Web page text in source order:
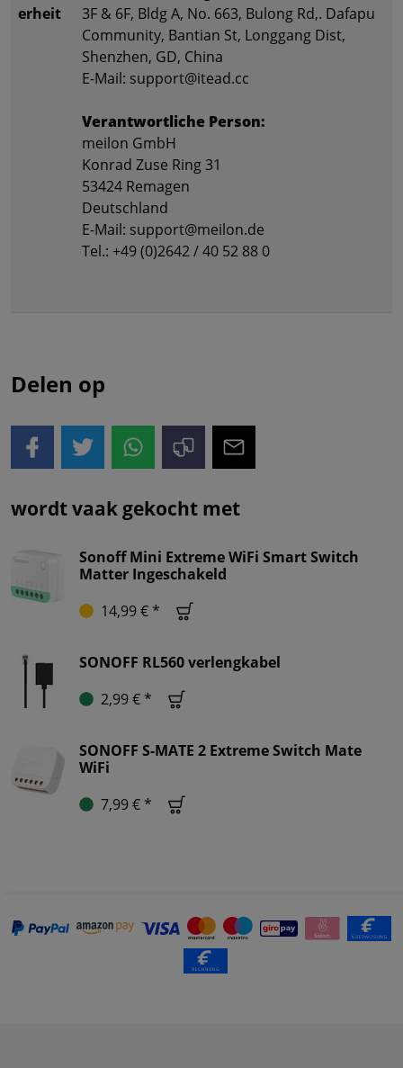
erheit
3F & 6F, Bldg A, No. 663, Bulong Rd,. Dafapu
Community, Bantian St, Longgang Dist,
Shenzhen, GD, China
E-Mail: support@itead.cc
Verantwortliche Person:
meilon GmbH
Konrad Zuse Ring 31
53424 Remagen
Deutschland
E-Mail: support@meilon.de
Tel.: +49 (0)2642 / 40 52 88 0
Delen op
wordt vaak gekocht met
Sonoff Mini Extreme WiFi Smart Switch
Matter Ingeschakeld
14,99 € *
SONOFF RL560 verlengkabel
2,99 € *
SONOFF S-MATE 2 Extreme Switch Mate
WiFi
7,99 € *